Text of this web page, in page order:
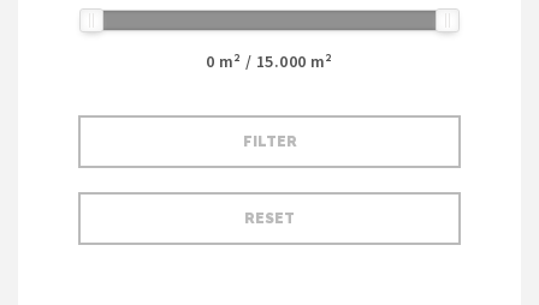
0 m² / 15.000 m²